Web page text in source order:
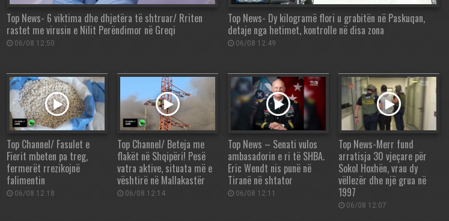
Top News- 6 viktima dhe dhjetëra të shtruar/ Rriten
rastet me virusin e Nilit Perëndimor në Greqi
06/08 12:50
Top News- Dy kilogramë flori u grabitën në Paskuqan,
detaje nga hetimet, kontrolle në disa zona
06/08 12:49
Top Channel/ Fasulet e
Fierit mbeten pa treg,
fermerët rrezikojnë
falimentin
06/08 12:18
Top Channel/ Beteja me
flakët në Shqipëri! Pesë
vatra aktive, situata më e
vështirë në Mallakastër
06/08 12:14
Top News – Senati vulos
ambasadorin e ri të SHBA.
Eric Wendt nis punë në
Tiranë në shtator
06/08 12:11
Top News-Merr fund
arratisja 30 vjeçare për
Sokol Hoxhën, vrau dy
vëllezër dhe një grua në
1997
06/08 12:07